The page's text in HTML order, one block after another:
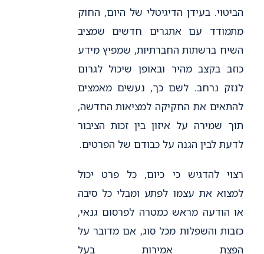
הביטוי. בעידן הדיגיטלי של היום, החוק
מתמודד עם אתגרים חדשים שמציב
השיח ברשתות החברתיות, שמפיץ מידע
כוזב בקצב מהיר ובאופן שיכול לגרום
לנזק נרחב. לשם כך, נעשים מאמצים
להתאים את החקיקה למציאות החדשה,
תוך שמירה על איזון בין זכות הציבור
לדעת לבין הגנה על כבודם של הפרטים.
רצוי להדגיש כי כיום, כל פרט יכול
למצוא את עצמו לפתע ומבלי כל סיבה
או הודעה מראש כמטרה לפרסום גנאי,
כזבות והשפלות מכל סוג, אם מדובר על
הפצת אמירות בעל